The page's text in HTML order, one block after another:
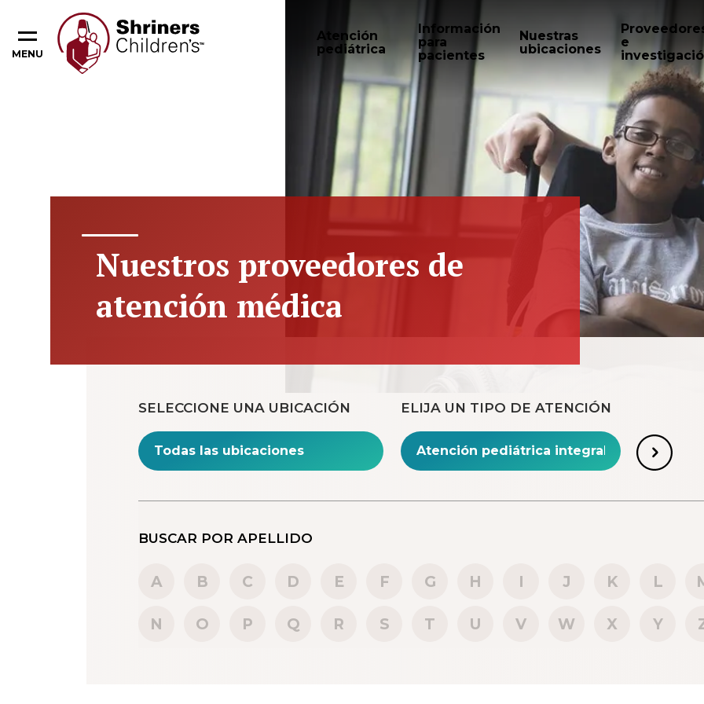
MENU
Atención
pediátrica
Información
para
pacientes
Nuestras
ubicaciones
e
Nuestros proveedores de
atención médica
SELECCIONE UNA UBICACIÓN ELIJA UN TIPO DE ATENCIÓN
BUSCAR POR APELLIDO
A B C D E F G H I J K L
N O P Q R S T U V W X Y